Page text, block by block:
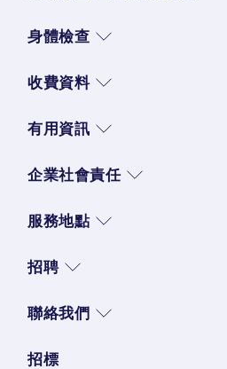
身體檢查
收費資料
有用資訊
企業社會責任
服務地點
招聘
聯絡我們
招標